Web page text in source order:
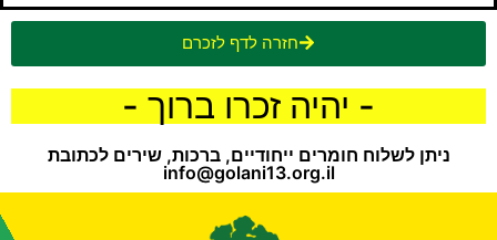
חזרה לדף לזכרם
- יהיה זכרו ברוך -
ניתן לשלוח חומרים ייחודיים, ברכות, שירים לכתובת
info@golani13.org.il